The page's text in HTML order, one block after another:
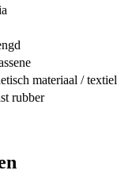
materiaal / textiel
rubber